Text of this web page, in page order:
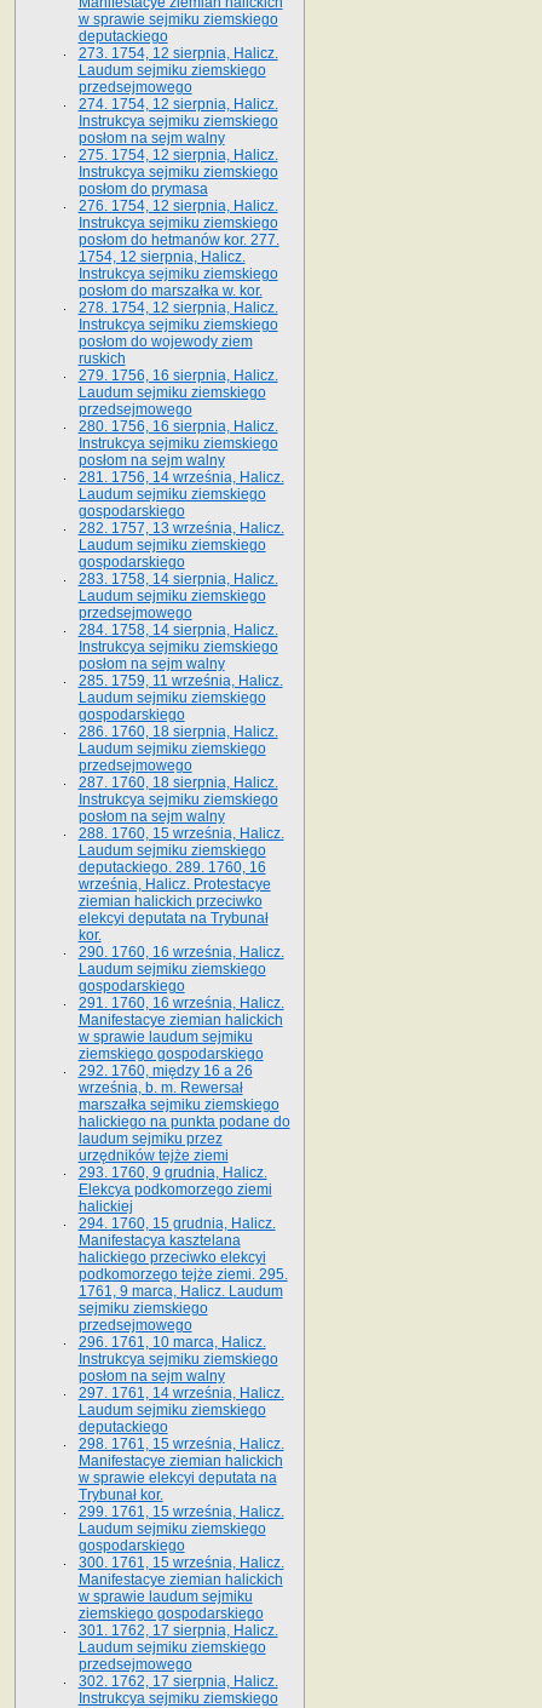
w sprawie sejmiku ziemskiego
deputackiego
273. 1754, 12 sierpnia, Halicz.
Laudum sejmiku ziemskiego
przedsejmowego
274. 1754, 12 sierpnia, Halicz.
Instrukcya sejmiku ziemskiego
posłom na sejm walny
275. 1754, 12 sierpnia, Halicz.
Instrukcya sejmiku ziemskiego
posłom do prymasa
276. 1754, 12 sierpnia, Halicz.
Instrukcya sejmiku ziemskiego
posłom do hetmanów kor. 277.
1754, 12 sierpnia, Halicz.
Instrukcya sejmiku ziemskiego
posłom do marszałka w. kor.
278. 1754, 12 sierpnia, Halicz.
Instrukcya sejmiku ziemskiego
posłom do wojewody ziem
ruskich
279. 1756, 16 sierpnia, Halicz.
Laudum sejmiku ziemskiego
przedsejmowego
280. 1756, 16 sierpnia, Halicz.
Instrukcya sejmiku ziemskiego
posłom na sejm walny
281. 1756, 14 września, Halicz.
Laudum sejmiku ziemskiego
gospodarskiego
282. 1757, 13 września, Halicz.
Laudum sejmiku ziemskiego
gospodarskiego
283. 1758, 14 sierpnia, Halicz.
Laudum sejmiku ziemskiego
przedsejmowego
284. 1758, 14 sierpnia, Halicz.
Instrukcya sejmiku ziemskiego
posłom na sejm walny
285. 1759, 11 września, Halicz.
Laudum sejmiku ziemskiego
gospodarskiego
286. 1760, 18 sierpnia, Halicz.
Laudum sejmiku ziemskiego
przedsejmowego
287. 1760, 18 sierpnia, Halicz.
Instrukcya sejmiku ziemskiego
posłom na sejm walny
288. 1760, 15 września, Halicz.
Laudum sejmiku ziemskiego
deputackiego. 289. 1760, 16
września, Halicz. Protestacye
ziemian halickich przeciwko
elekcyi deputata na Trybunał
kor.
290. 1760, 16 września, Halicz.
Laudum sejmiku ziemskiego
gospodarskiego
291. 1760, 16 września, Halicz.
Manifestacye ziemian halickich
w sprawie laudum sejmiku
ziemskiego gospodarskiego
292. 1760, między 16 a 26
września, b. m. Rewersał
marszałka sejmiku ziemskiego
halickiego na punkta podane do
laudum sejmiku przez
urzędników tejże ziemi
293. 1760, 9 grudnia, Halicz.
Elekcya podkomorzego ziemi
halickiej
294. 1760, 15 grudnia, Halicz.
Manifestacya kasztelana
halickiego przeciwko elekcyi
podkomorzego tejże ziemi. 295.
1761, 9 marca, Halicz. Laudum
sejmiku ziemskiego
przedsejmowego
296. 1761, 10 marca, Halicz.
Instrukcya sejmiku ziemskiego
posłom na sejm walny
297. 1761, 14 września, Halicz.
Laudum sejmiku ziemskiego
deputackiego
298. 1761, 15 września, Halicz.
Manifestacye ziemian halickich
w sprawie elekcyi deputata na
Trybunał kor.
299. 1761, 15 września, Halicz.
Laudum sejmiku ziemskiego
gospodarskiego
300. 1761, 15 września, Halicz.
Manifestacye ziemian halickich
w sprawie laudum sejmiku
ziemskiego gospodarskiego
301. 1762, 17 sierpnia, Halicz.
Laudum sejmiku ziemskiego
przedsejmowego
302. 1762, 17 sierpnia, Halicz.
Instrukcya sejmiku ziemskiego